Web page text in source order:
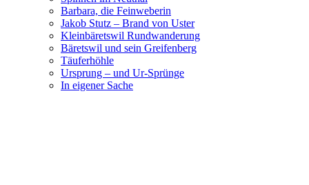
Barbara, die Feinweberin
Jakob Stutz – Brand von Uster
Kleinbäretswil Rundwanderung
Bäretswil und sein Greifenberg
Täuferhöhle
Ursprung – und Ur-Sprünge
In eigener Sache